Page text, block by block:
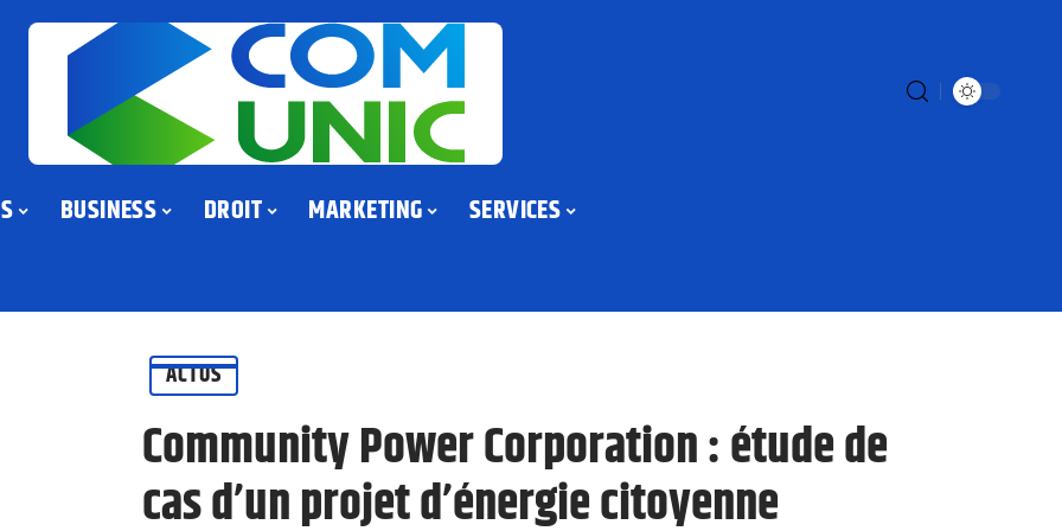
BUSINESS DROIT MARKETING SERVICES
ACTUS
Community Power Corporation : étude de
cas d’un projet d’énergie citoyenne